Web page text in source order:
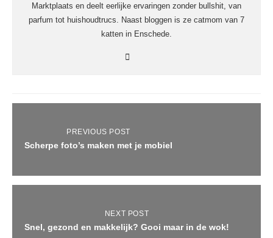
Marktplaats en deelt eerlijke ervaringen zonder bullshit, van
parfum tot huishoudtrucs. Naast bloggen is ze catmom van 7
katten in Enschede.
PREVIOUS POST
Scherpe foto’s maken met je mobiel
NEXT POST
Snel, gezond en makkelijk? Gooi maar in de wok!